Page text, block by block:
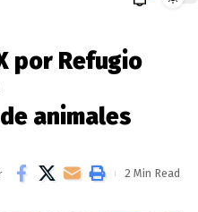
por Refugio
animales
2 Min Read